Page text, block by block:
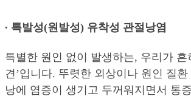
∙ 특발성(원발성) 유착성 관절낭염
특별한 원인 없이 발생하는, 우리가 흔
견’입니다. 뚜렷한 외상이나 원인 질
낭에 염증이 생기고 두꺼워지면서 통